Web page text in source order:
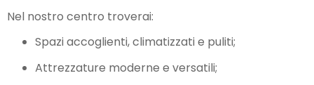
Nel nostro centro troverai:
Spazi accoglienti, climatizzati e puliti;
Attrezzature moderne e versatili;